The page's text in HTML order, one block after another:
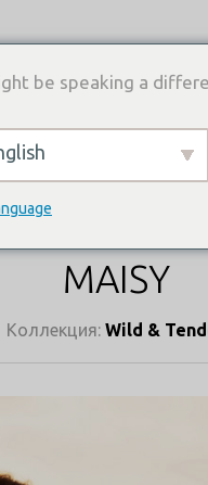
ПЛАТЬЕВ ГДЕ
КАТАЛОГ ПЛАТЬЕВ
MAISY
Коллекция: Wild &
be speaking a